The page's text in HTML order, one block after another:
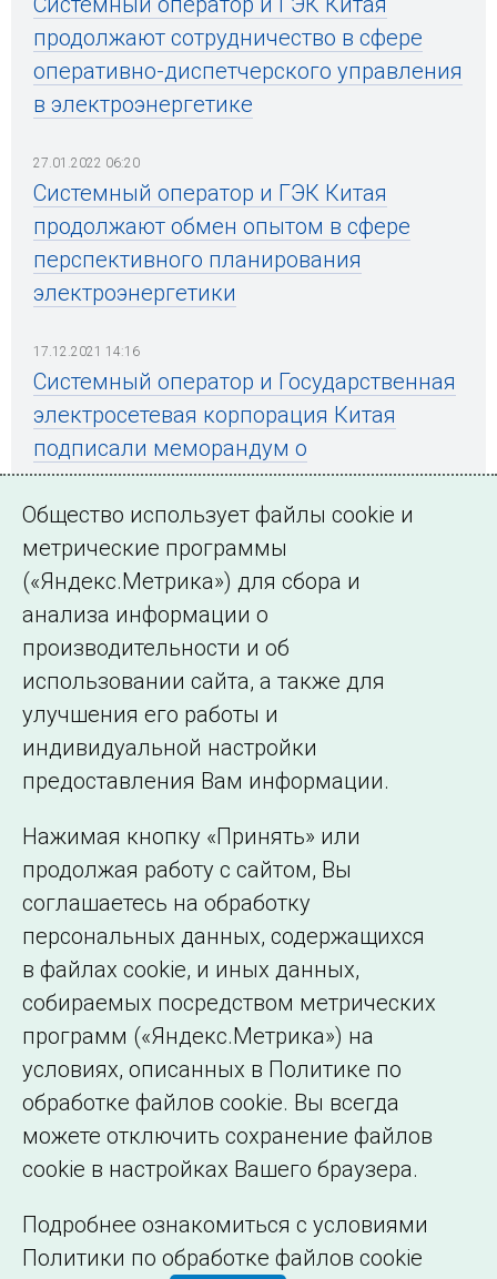
продолжают сотрудничество в сфере
оперативно-диспетчерского управления
в электроэнергетике
27.01.2022 06:20
Системный оператор и ГЭК Китая
продолжают обмен опытом в сфере
перспективного планирования
электроэнергетики
17.12.2021 14:16
Системный оператор и Государственная
электросетевая корпорация Китая
подписали меморандум о
взаимопонимании
← Все публикации
Подписаться на новости
©2005–2026 АО «СО ЕЭС»
Филиалы и
представительства
Сведения об
образовательной
организации
Общество использует файлы cookie и
метрические программы
(«Яндекс.Метрика») для сбора и
анализа информации о
производительности и об
использовании сайта, а также для
улучшения его работы и
индивидуальной настройки
предоставления Вам информации.
Нажимая кнопку «Принять» или
продолжая работу с сайтом, Вы
соглашаетесь на обработку
персональных данных, содержащихся
в файлах cookie, и иных данных,
собираемых посредством метрических
программ («Яндекс.Метрика») на
условиях, описанных в Политике по
обработке файлов cookie. Вы всегда
можете отключить сохранение файлов
cookie в настройках Вашего браузера.
Подробнее ознакомиться с условиями
Политики по обработке файлов cookie